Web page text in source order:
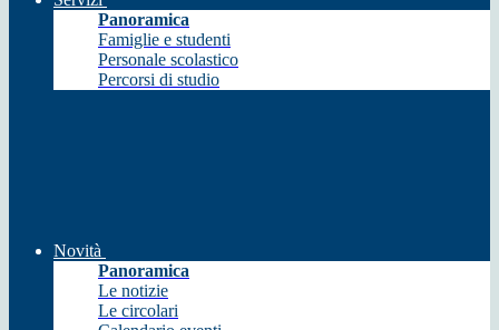
Panoramica
Famiglie e studenti
Personale scolastico
Percorsi di studio
Novità
Panoramica
Le notizie
Le circolari